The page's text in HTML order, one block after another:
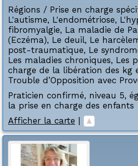
Régions / Prise en charge
L'autisme, L'endométriose,
fibromyalgie, La maladie de
(Eczéma), Le deuil, Le
post-traumatique, Le
Les maladies chroniques, Les
charge de la libération des kg
Trouble d’Opposition avec
Praticien confirmé, niveau 5,
la prise en charge des enfants
Afficher la carte |